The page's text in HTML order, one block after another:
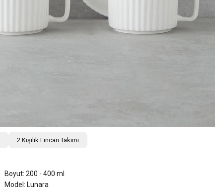
2 Kişilik Fincan Takımı
Boyut: 200 - 400 ml
Model: Lunara